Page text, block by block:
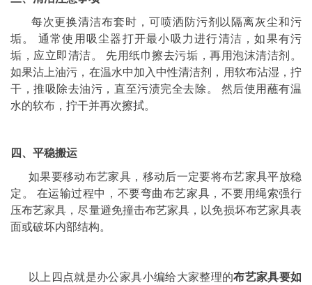
每次更换清洁布套时，可喷洒防污剂以隔离灰尘和污
垢。 通常使用吸尘器打开最小吸力进行清洁，如果有污
垢，应立即清洁。 先用纸巾擦去污垢，再用泡沫清洁剂。
如果沾上油污，在温水中加入中性清洁剂，用软布沾湿，拧
干，推吸除去油污，直至污渍完全去除。 然后使用蘸有温
水的软布，拧干并再次擦拭。
四、平稳搬运
如果要移动布艺家具，移动后一定要将布艺家具平放稳
定。 在运输过程中，不要弯曲布艺家具，不要用绳索强行
压布艺家具，尽量避免撞击布艺家具，以免损坏布艺家具表
面或破坏内部结构。
以上四点就是办公家具小编给大家整理的布艺家具要如